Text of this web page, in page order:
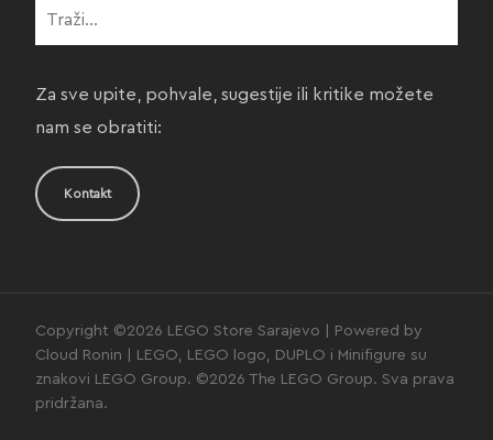
Za sve upite, pohvale, sugestije ili kritike možete
nam se obratiti:
Kontakt
Copyright ©2026 LEGO Store Sarajevo | Powered by
Cloud Ronin | LEGO, LEGO logo, DUPLO i Minifigure su
znakovi LEGO Group. ©2026 The LEGO Group. Sva prava
pridržana.